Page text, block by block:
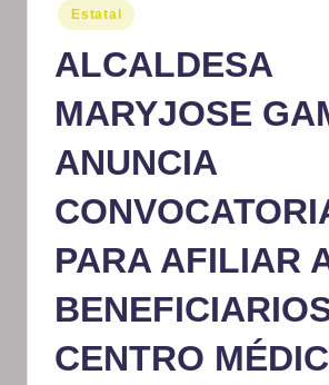
Publicado
en
Estatal
ALCALDESA
MARYJOSE
ANUNCIA
PARA AFILIAR
CENTRO